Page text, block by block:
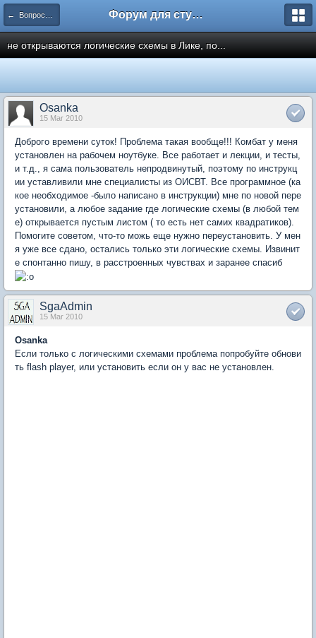
← Вопросы и ответы Форум для студента СГА
не открываются логические схемы в Лике, по...
Osanka
15 Mar 2010
Доброго времени суток! Проблема такая вообще!!! Комбат у меня
установлен на рабочем ноутбуке. Все работает и лекции, и тесты,
и т.д., я сама пользователь непродвинутый, поэтому по инструкц
ии уставливили мне специалисты из ОИСВТ. Все программное (ка
кое необходимое -было написано в инструкции) мне по новой пере
установили, а любое задание где логические схемы (в любой тем
е) открывается пустым листом ( то есть нет самих квадратиков).
Помогите советом, что-то можь еще нужно переустановить. У мен
я уже все сдано, остались только эти логические схемы. Извинит
е спонтанно пишу, в расстроенных чувствах и заранее спасиб
SgaAdmin
15 Mar 2010
Osanka
Если только с логическими схемами проблема попробуйте обнови
ть flash player, или установить если он у вас не установлен.